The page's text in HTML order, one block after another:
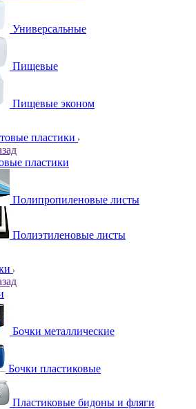
Универсальные
Пищевые
Пищевые эконом
пластики
пластики
Полипропиленовые листы
Полиэтиленовые листы
Бочки металлические
Бочки пластиковые
Пластиковые бидоны и фляги